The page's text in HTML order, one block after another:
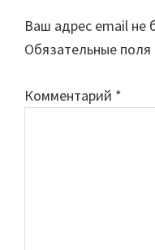
Interactions
Ваш адрес email не
Обязательные
Комментарий *